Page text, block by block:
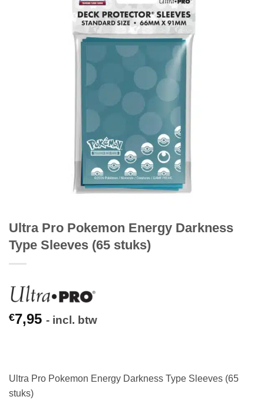
Ultra Pro Pokemon Energy Darkness
Type Sleeves (65 stuks)
€7,95 - incl. btw
Ultra Pro Pokemon Energy Darkness Type Sleeves (65
stuks)